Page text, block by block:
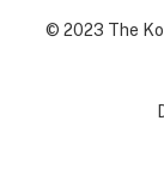
© 2023 The